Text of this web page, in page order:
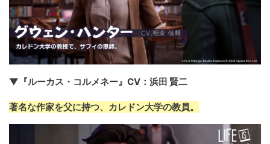
▼『ルーカス・コルメネー』CV：浜田 賢二
著名な作家を父に持つ、カレドン大学の教員。